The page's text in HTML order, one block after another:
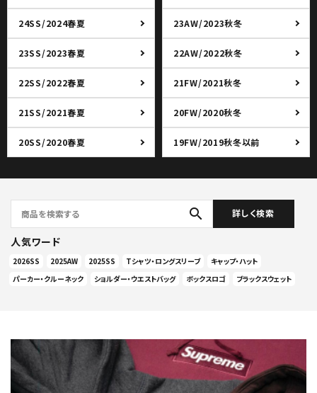
24SS/2024春夏 23AW/2023秋冬
23SS/2023春夏 22AW/2022秋冬
22SS/2022春夏 21FW/2021秋冬
21SS/2021春夏 20FW/2020秋冬
20SS/2020春夏 19FW/2019秋冬以前
search 詳しく検索
人気ワード
2026SS 2025AW 2025SS Tシャツ・ロングスリーブ
キャップ・ハット
パーカー・クルーネック
ショルダー・ウエストバッグ ボックスロゴ ブラックスウェット